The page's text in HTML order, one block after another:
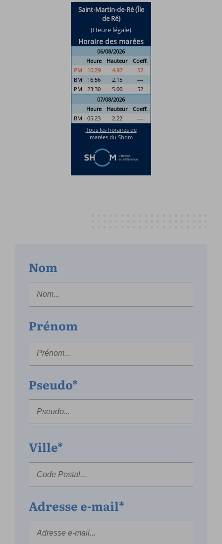
Nom
Prénom
Pseudo*
Ville*
Adresse e-mail*